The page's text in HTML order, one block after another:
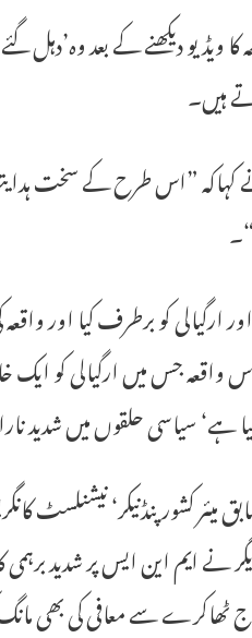
ویڈیو دیکھنے کے بعد
ہیں۔
کہاکہ ”اس طرح کے سخت
کو برطرف کیا اور
جس میں ارگیالی کو ایک
ہے‘ سیاسی حلقوں میں شدید
کشور پنڈنیکر‘ نیشنلسٹ
نے ایم این ایس پر شدید
ٹھاکرے سے معافی کی بھی